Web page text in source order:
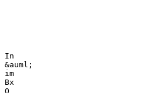
In
&auml;
im
Bx
O